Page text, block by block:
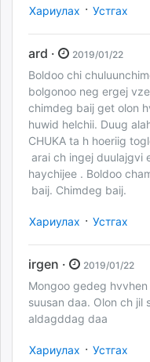
Хариулах · Устгах
ard · 2019/01/22
Boldoo chi
bolgonoo neg ergej
chimdeg baij get olon
huwid helchii. Duug
CHUKA ta h hoeriig
arai ch ingej duulajgvi
haychijee . Boldoo
baij. Chimdeg baij.
Хариулах · Устгах
irgen · 2019/01/22
Mongoo gedeg
suusan daa. Olon ch
aldagddag daa
Хариулах · Устгах